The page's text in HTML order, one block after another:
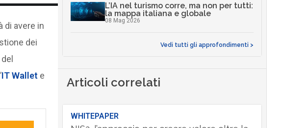
di avere in
dei
IT Wallet e
L’IA nel turismo corre, ma non per tutti:
la mappa italiana e globale
08 Mag 2026
Vedi tutti gli approfondimenti >
Articoli correlati
WHITEPAPER